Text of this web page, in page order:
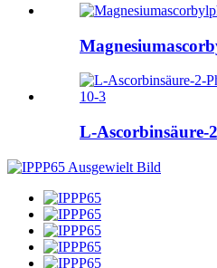
L-Ascorbinsäure-